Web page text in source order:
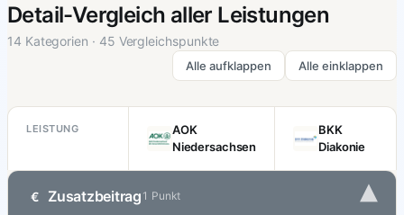
Detail-Vergleich aller Leistungen
14 Kategorien · 45 Vergleichspunkte
Alle aufklappen Alle einklappen
LEISTUNG
AOK
Niedersachsen
BKK
Diakonie
€ Zusatzbeitrag 1 Punkt ▾